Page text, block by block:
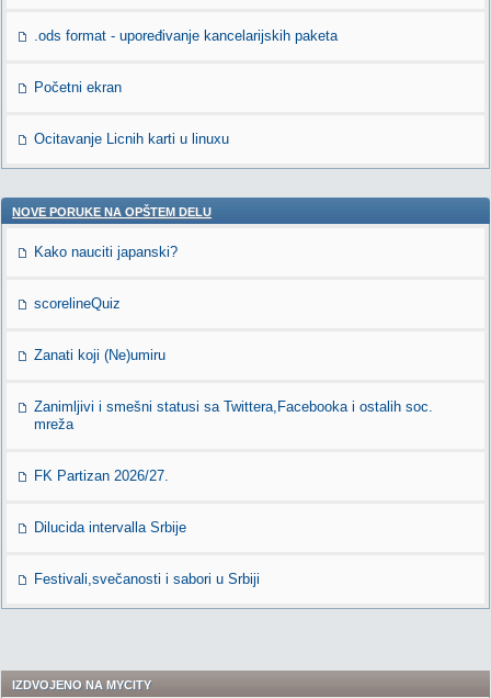
.ods format - upoređivanje kancelarijskih paketa
Početni ekran
Ocitavanje Licnih karti u linuxu
NOVE PORUKE NA OPŠTEM DELU
Kako nauciti japanski?
scorelineQuiz
Zanati koji (Ne)umiru
Zanimljivi i smešni statusi sa Twittera,Facebooka i ostalih soc.
mreža
FK Partizan 2026/27.
Dilucida intervalla Srbije
Festivali,svečanosti i sabori u Srbiji
IZDVOJENO NA MYCITY